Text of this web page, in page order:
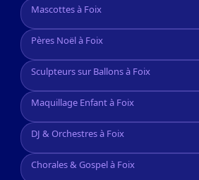
Mascottes à Foix
Pères Noël à Foix
Sculpteurs sur Ballons à Foix
Maquillage Enfant à Foix
DJ & Orchestres à Foix
Chorales & Gospel à Foix